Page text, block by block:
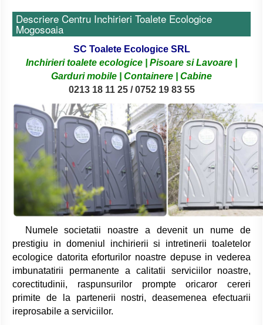
Descriere Centru Inchirieri Toalete Ecologice
Mogosoaia
SC Toalete Ecologice SRL
Inchirieri toalete ecologice | Pisoare si Lavoare |
Garduri mobile | Containere | Cabine
0213 18 11 25 / 0752 19 83 55
Numele societatii noastre a devenit un nume de
prestigiu in domeniul inchirierii si intretinerii toaletelor
ecologice datorita eforturilor noastre depuse in vederea
imbunatatirii permanente a calitatii serviciilor noastre,
corectitudinii, raspunsurilor prompte oricaror cereri
primite de la partenerii nostri, deasemenea efectuarii
ireprosabile a serviciilor.